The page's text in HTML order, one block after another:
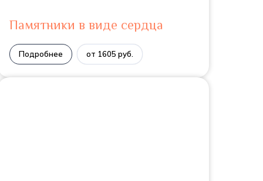
Памятники в виде сердца
Подробнее от 1605 руб.